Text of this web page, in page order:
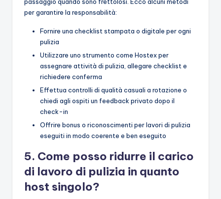
per garantire la responsabilità:
Fornire una checklist stampata o digitale per ogni
pulizia
Utilizzare uno strumento come Hostex per
assegnare attività di pulizia, allegare checklist e
richiedere conferma
Effettua controlli di qualità casuali a rotazione o
chiedi agli ospiti un feedback privato dopo il
check-in
Offrire bonus o riconoscimenti per lavori di pulizia
eseguiti in modo coerente e ben eseguito
5. Come posso ridurre il carico
di lavoro di pulizia in quanto
host singolo?